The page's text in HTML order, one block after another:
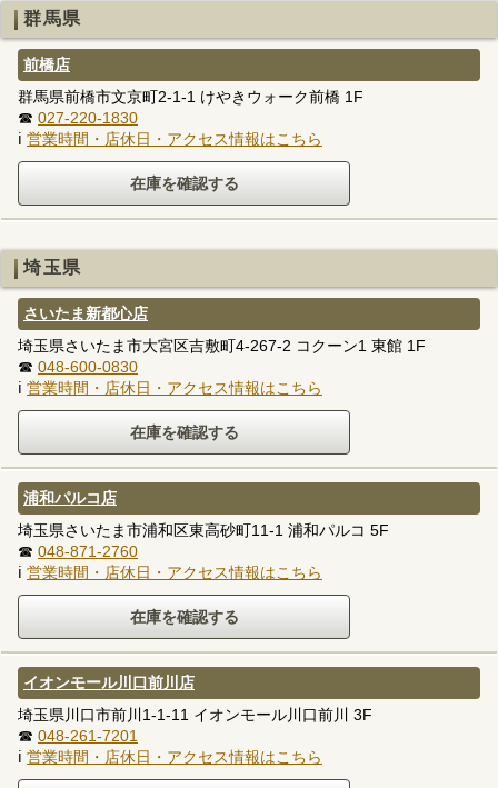
群馬県
前橋店
群馬県前橋市文京町2-1-1 けやきウォーク前橋 1F
☎ 027-220-1830
ℹ 営業時間・店休日・アクセス情報はこちら
埼玉県
さいたま新都心店
埼玉県さいたま市大宮区吉敷町4-267-2 コクーン1 東館 1F
☎ 048-600-0830
ℹ 営業時間・店休日・アクセス情報はこちら
浦和パルコ店
埼玉県さいたま市浦和区東高砂町11-1 浦和パルコ 5F
☎ 048-871-2760
ℹ 営業時間・店休日・アクセス情報はこちら
イオンモール川口前川店
埼玉県川口市前川1-1-11 イオンモール川口前川 3F
☎ 048-261-7201
ℹ 営業時間・店休日・アクセス情報はこちら